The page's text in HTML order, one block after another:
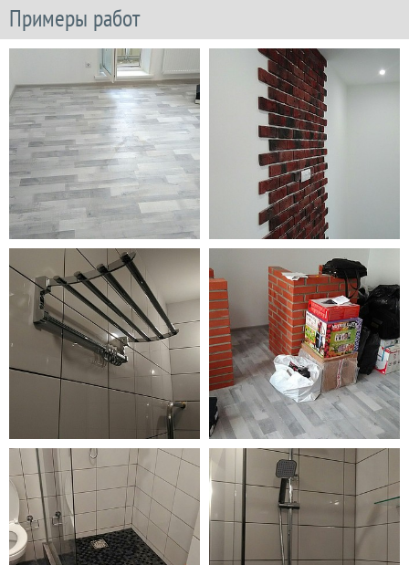
Примеры работ